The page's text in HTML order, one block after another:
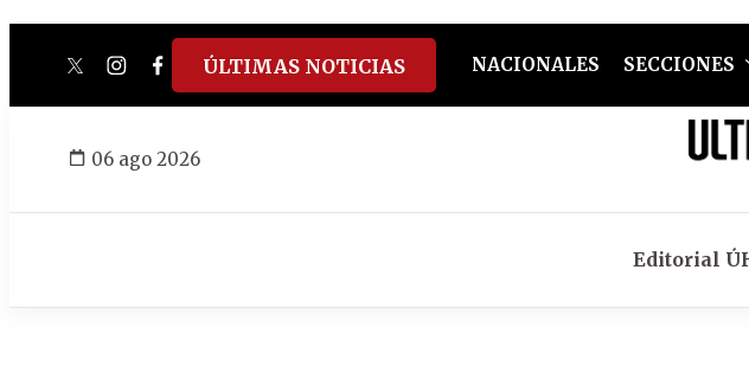
twitterinstagram
facebook
tiktokyoutube
spotify
ÚLTIMAS NOTICIAS NACIONALES SECCIONES
06 ago 2026
Editorial